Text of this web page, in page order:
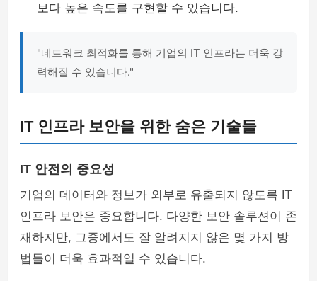
보다 높은 속도를 구현할 수 있습니다.
"네트워크 최적화를 통해 기업의 IT 인프라는 더욱 강
력해질 수 있습니다."
IT 인프라 보안을 위한 숨은 기술들
IT 안전의 중요성
기업의 데이터와 정보가 외부로 유출되지 않도록 IT
인프라 보안은 중요합니다. 다양한 보안 솔루션이 존
재하지만, 그중에서도 잘 알려지지 않은 몇 가지 방
법들이 더욱 효과적일 수 있습니다.